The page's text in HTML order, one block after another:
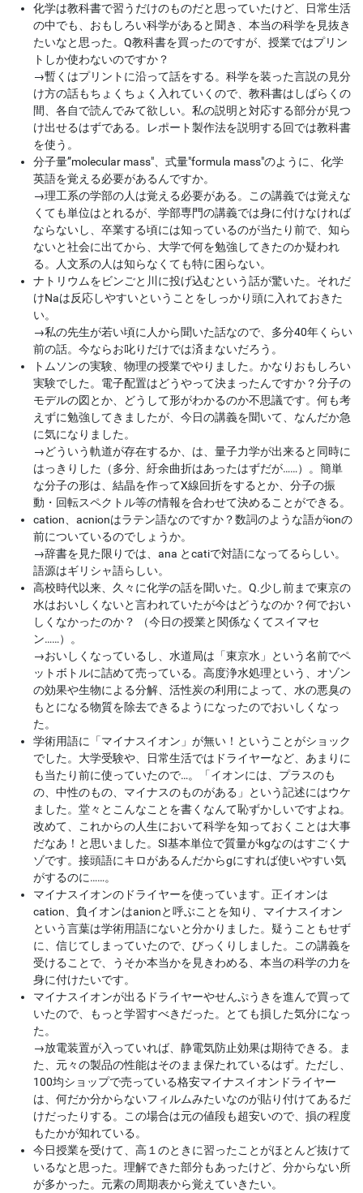
化学は教科書で習うだけのものだと思っていたけど、日常生活
の中でも、おもしろい科学があると聞き、本当の科学を見抜き
たいなと思った。Q教科書を買ったのですが、授業ではプリン
トしか使わないのですか？
→暫くはプリントに沿って話をする。科学を装った言説の見分
け方の話もちょくちょく入れていくので、教科書はしばらくの
間、各自で読んでみて欲しい。私の説明と対応する部分が見つ
け出せるはずである。レポート製作法を説明する回では教科書
を使う。
分子量”molecular mass"、式量"formula mass"のように、化学
英語を覚える必要があるんですか。
→理工系の学部の人は覚える必要がある。この講義では覚えな
くても単位はとれるが、学部専門の講義では身に付けなければ
ならないし、卒業する頃には知っているのが当たり前で、知ら
ないと社会に出てから、大学で何を勉強してきたのか疑われ
る。人文系の人は知らなくても特に困らない。
ナトリウムをビンごと川に投げ込むという話が驚いた。それだ
けNaは反応しやすいということをしっかり頭に入れておきた
い。
→私の先生が若い頃に人から聞いた話なので、多分40年くらい
前の話。今ならお叱りだけでは済まないだろう。
トムソンの実験、物理の授業でやりました。かなりおもしろい
実験でした。電子配置はどうやって決まったんですか？分子の
モデルの図とか、どうして形がわかるのか不思議です。何も考
えずに勉強してきましたが、今日の講義を聞いて、なんだか急
に気になりました。
→どういう軌道が存在するか、は、量子力学が出来ると同時に
はっきりした（多分、紆余曲折はあったはずだが……）。簡単
な分子の形は、結晶を作ってX線回折をするとか、分子の振
動・回転スペクトル等の情報を合わせて決めることができる。
cation、acnionはラテン語なのですか？数詞のような語がionの
前についているのでしょうか。
→辞書を見た限りでは、ana とcatiで対語になってるらしい。
語源はギリシャ語らしい。
高校時代以来、久々に化学の話を聞いた。Q.少し前まで東京の
水はおいしくないと言われていたが今はどうなのか？何でおい
しくなかったのか？ （今日の授業と関係なくてスイマセ
ン……）。
→おいしくなっているし、水道局は「東京水」という名前でペ
ットボトルに詰めて売っている。高度浄水処理という、オゾン
の効果や生物による分解、活性炭の利用によって、水の悪臭の
もとになる物質を除去できるようになったのでおいしくなっ
た。
学術用語に「マイナスイオン」が無い！ということがショック
でした。大学受験や、日常生活ではドライヤーなど、あまりに
も当たり前に使っていたので…。「イオンには、プラスのも
の、中性のもの、マイナスのものがある」という記述にはウケ
ました。堂々とこんなことを書くなんて恥ずかしいですよね。
改めて、これからの人生において科学を知っておくことは大事
だなあ！と思いました。SI基本単位で質量がkgなのはすごくナ
ゾです。接頭語にキロがあるんだからgにすれば使いやすい気
がするのに……。
マイナスイオンのドライヤーを使っています。正イオンは
cation、負イオンはanionと呼ぶことを知り、マイナスイオン
という言葉は学術用語にないと分かりました。疑うこともせず
に、信じてしまっていたので、びっくりしました。この講義を
受けることで、うそか本当かを見きわめる、本当の科学の力を
身に付けたいです。
マイナスイオンが出るドライヤーやせんぷうきを進んで買って
いたので、もっと学習すべきだった。とても損した気分になっ
た。
→放電装置が入っていれば、静電気防止効果は期待できる。ま
た、元々の製品の性能はそのまま保たれているはず。ただし、
100均ショップで売っている格安マイナスイオンドライヤー
は、何だか分からないフィルムみたいなのが貼り付けてあるだ
けだったりする。この場合は元の値段も超安いので、損の程度
もたかが知れている。
今日授業を受けて、高１のときに習ったことがほとんど抜けて
いるなと思った。理解できた部分もあったけど、分からない所
が多かった。元素の周期表から覚えていきたい。